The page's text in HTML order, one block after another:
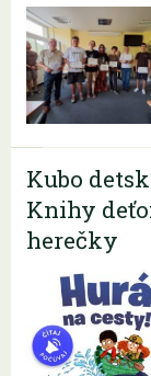
Kubo
Knihy
herečky